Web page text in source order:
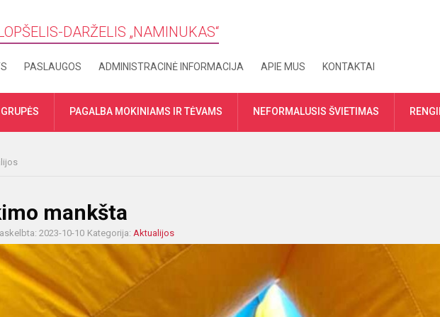
DARŽELIS „​NAMINUKAS“
PASLAUGOS ADMINISTRACINĖ INFORMACIJA APIE MUS KONTAKTAI
GRUPĖS PAGALBA MOKINIAMS IR TĖVAMS NEFORMALUSIS ŠVIETIMAS
mankšta
2023-10-10 Kategorija: Aktualijos